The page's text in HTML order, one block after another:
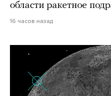
области ракетное
16 часов назад